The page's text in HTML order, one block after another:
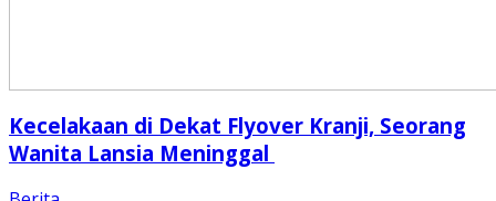
Kecelakaan di Dekat Flyover Kranji, Seorang
Wanita Lansia Meninggal